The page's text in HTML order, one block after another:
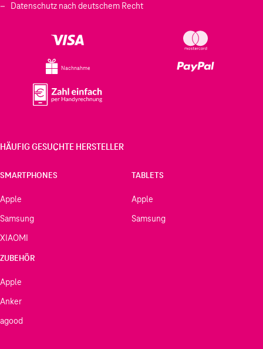
Datenschutz nach deutschem Recht
Nachnahme
HÄUFIG GESUCHTE HERSTELLER
SMARTPHONES
Apple
Samsung
XIAOMI
TABLETS
Apple
Samsung
ZUBEHÖR
Apple
Anker
agood